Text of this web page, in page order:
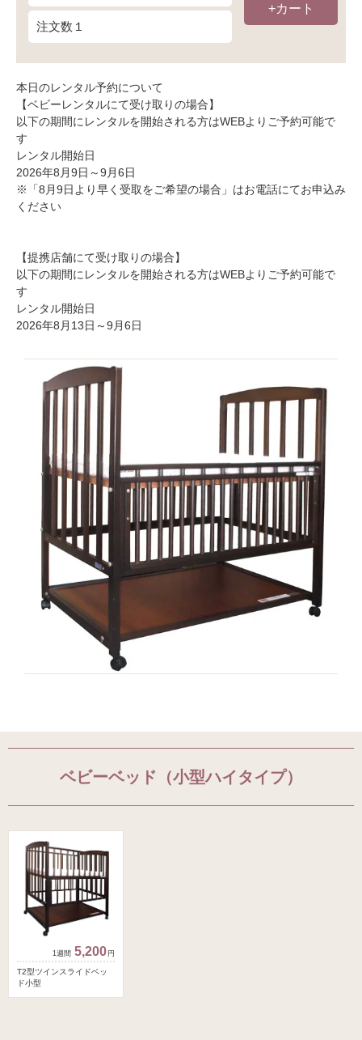
+カート
本日のレンタル予約について
【ベビーレンタルにて受け取りの場合】
以下の期間にレンタルを開始される方はWEBよりご予約可能で
す
レンタル開始日
2026年8月9日～9月6日
※「8月9日より早く受取をご希望の場合」はお電話にてお申込み
ください
【提携店舗にて受け取りの場合】
以下の期間にレンタルを開始される方はWEBよりご予約可能で
す
レンタル開始日
2026年8月13日～9月6日
ベビーベッド（小型ハイタイプ）
5,200 円
T2型ツインスライドベッ
ド小型